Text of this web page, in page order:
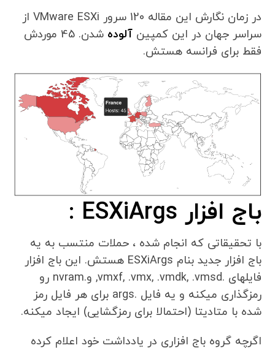
در زمان نگارش این مقاله 120 سرور VMware ESXi از
سراسر جهان در این کمپینآلوده
شدن. 45 موردش
فقط برای فرانسه هستش.
باج افزار ESXiArgs :
با تحقیقاتی که انجام شده ، حملات منتسب به یه
باج افزار جدید بنام ESXiArgs هستش. این باج افزار
فایلهای .vmxf, .vmx, .vmdk, .vmsd, و.nvram رو
رمزگذاری میکنه و یه فایل .args برای هر فایل رمز
شده با متادیتا (احتمالا برای رمزگشایی) ایجاد میکنه.
اگرچه گروه باج افزاری در یادداشت خود اعلام کرده